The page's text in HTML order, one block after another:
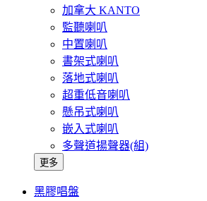
加拿大 KANTO
監聽喇叭
中置喇叭
書架式喇叭
落地式喇叭
超重低音喇叭
懸吊式喇叭
嵌入式喇叭
多聲道揚聲器(組)
更多
黑膠唱盤